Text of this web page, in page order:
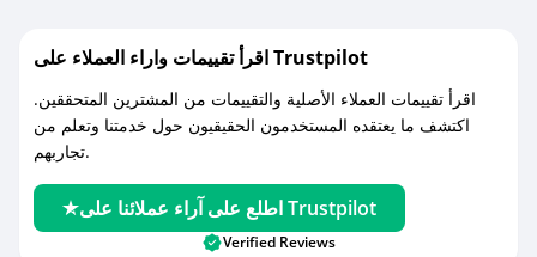
اقرأ تقييمات واراء العملاء على Trustpilot
اقرأ تقييمات العملاء الأصلية والتقييمات من المشترين المتحققين.
اكتشف ما يعتقده المستخدمون الحقيقيون حول خدمتنا وتعلم من
تجاربهم.
اطلع على آراء عملائنا على Trustpilot
Verified Reviews